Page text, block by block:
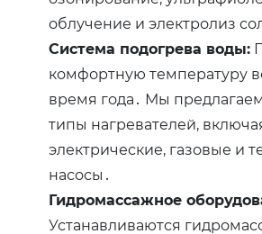
облучение и электролиз
Система подогрева воды:
комфортную температуру
время года․ Мы
типы нагревателей,
электрические, газовые и
насосы․
Гидромассажное
Устанавливаются